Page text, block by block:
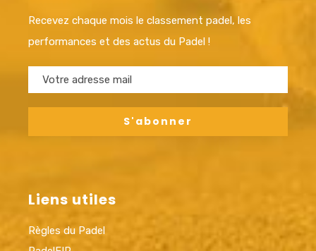
Recevez chaque mois le classement padel, les
performances et des actus du Padel !
Liens utiles
Règles du Padel